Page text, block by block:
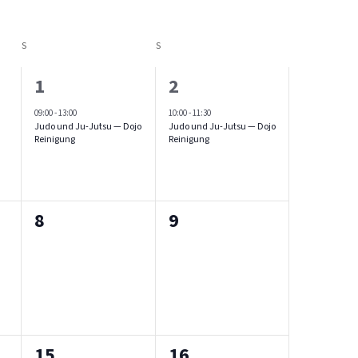
S SSONNTAG
1
Veranstaltung,
1
09:00-13:00
Judo und Ju-Jutsu — Dojo
Reinigung
1
Veranstaltung,
2
10:00-11:30
Judo und Ju-Jutsu — Dojo
Reinigung
0
8
0
9